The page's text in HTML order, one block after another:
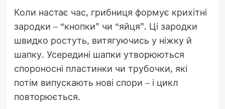
Коли настає час, грибниця формує крихітні
зародки – “кнопки” чи “яйця”. Ці зародки
швидко ростуть, витягуючись у ніжку й
шапку. Усередині шапки утворюються
спороносні пластинки чи трубочки, які
потім випускають нові спори – і цикл
повторюється.